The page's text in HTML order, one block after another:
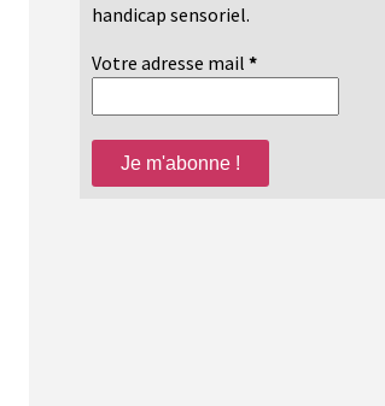
handicap sensoriel.
Votre adresse mail *